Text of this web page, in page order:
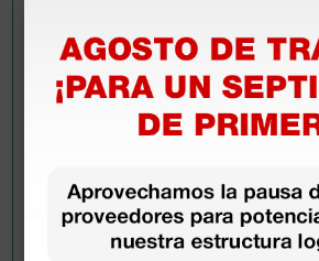
han adquirido este producto.
Envía tu pregunta